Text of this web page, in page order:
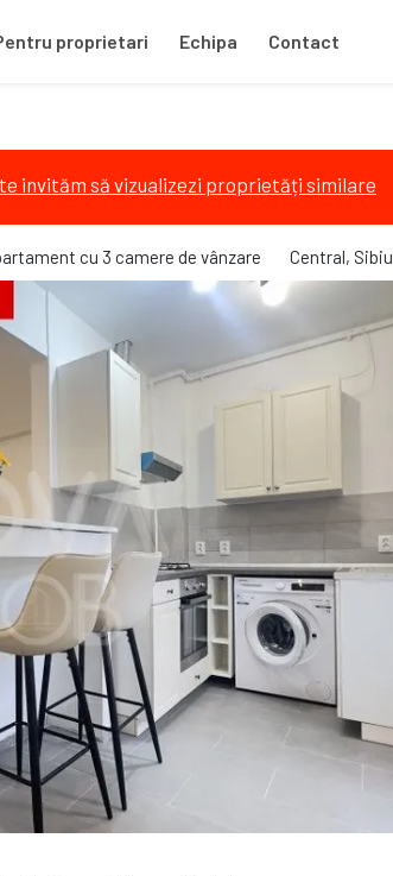
proprietari Echipa Contact
te invităm să vizualizezi proprietăți similare
cu 3 camere de vânzare Central, Sibiu